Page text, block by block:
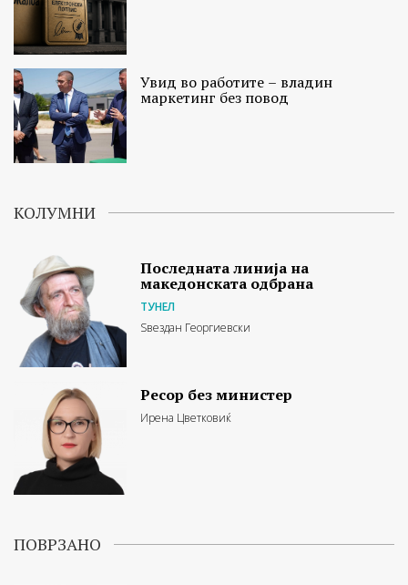
Увид во работите – владин
маркетинг без повод
КОЛУМНИ
Последната линија на
македонската одбрана
ТУНЕЛ
Ѕвездан Георгиевски
Ресор без министер
Ирена Цветковиќ
ПОВРЗАНО